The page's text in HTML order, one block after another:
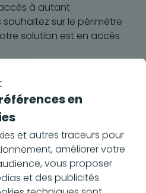
à autant
souhaitez sur le périmètre
solution est en accès
une question
?
nous
en
et autres traceurs pour
améliorer votre
vous proposer
et des publicités